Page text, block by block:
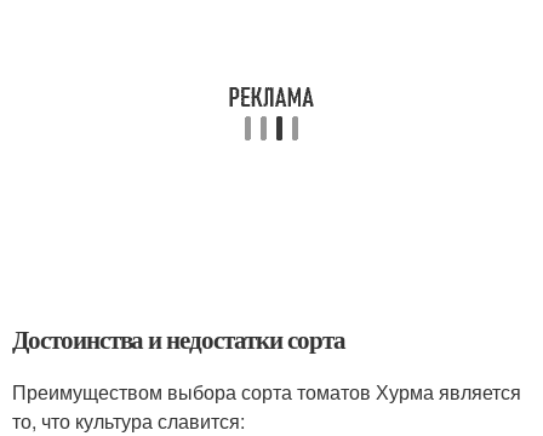
Достоинства и недостатки сорта
Преимуществом выбора сорта томатов Хурма является
то, что культура славится: